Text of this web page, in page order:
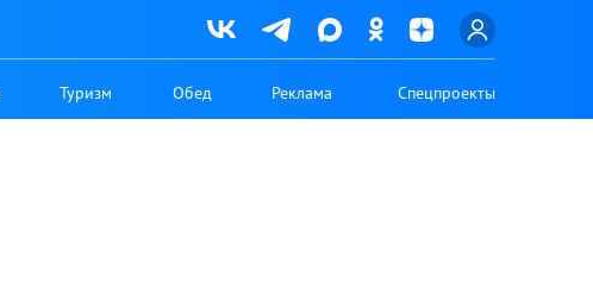
Туризм Обед Реклама Спецпроекты